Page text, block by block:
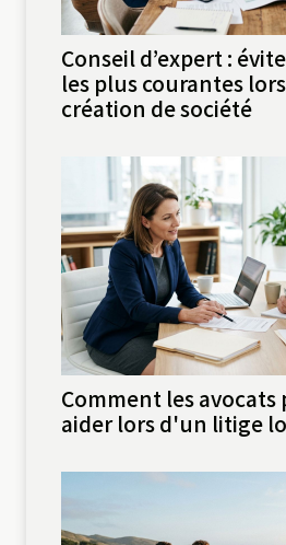
Conseil d’expert :
les plus courantes
création de société
Comment les
aider lors d'un litige